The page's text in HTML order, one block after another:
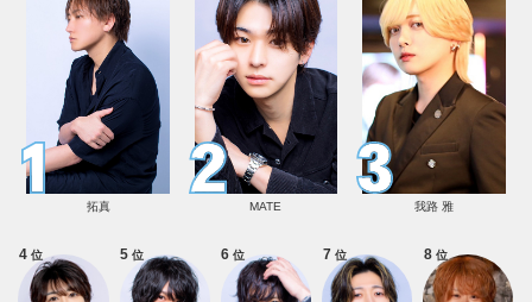
拓真 MATE 我路 雅
4 位 5 位 6 位 7 位 8位